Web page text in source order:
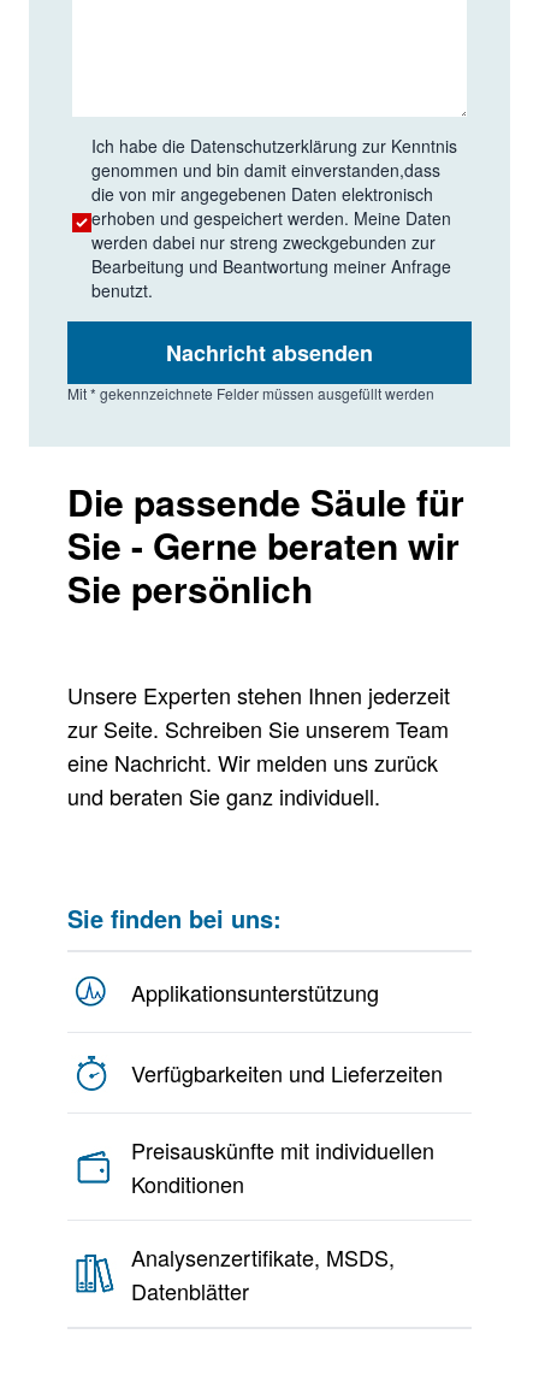
Ich habe die Datenschutzerklärung zur Kenntnis
genommen und bin damit einverstanden,dass
die von mir angegebenen Daten elektronisch
erhoben und gespeichert werden. Meine Daten
werden dabei nur streng zweckgebunden zur
Bearbeitung und Beantwortung meiner Anfrage
benutzt.
Nachricht absenden
Mit * gekennzeichnete Felder müssen ausgefüllt werden
Die passende Säule für
Sie - Gerne beraten wir
Sie persönlich
Unsere Experten stehen Ihnen jederzeit
zur Seite. Schreiben Sie unserem Team
eine Nachricht. Wir melden uns zurück
und beraten Sie ganz individuell.
Sie finden bei uns:
Applikationsunterstützung
Verfügbarkeiten und Lieferzeiten
Preisauskünfte mit individuellen
Konditionen
Analysenzertifikate, MSDS,
Datenblätter